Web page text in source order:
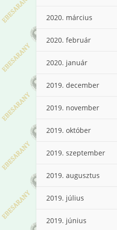
2020. március
2020. február
2020. január
2019. december
2019. november
2019. október
2019. szeptember
2019. augusztus
2019. július
2019. június